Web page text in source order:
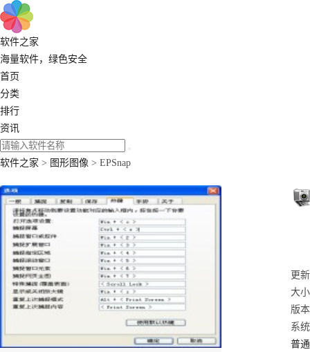
软件之家
海量软件，绿色安全
首页
分类
排行
资讯
软件之家 > 图形图像 > EPSnap
更
大
版
系
普